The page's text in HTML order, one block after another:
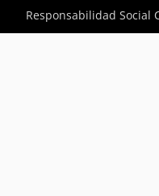
Responsabilidad Social